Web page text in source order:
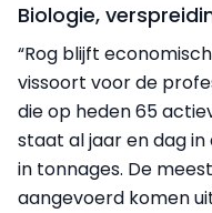
Biologie,
“Rog blijft
vissoort voor de
die op heden 65
staat al jaar en dag
in tonnages. De
aangevoerd komen